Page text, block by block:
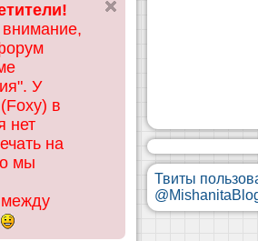
ск
У
в
нет
на
мы
между
Твиты